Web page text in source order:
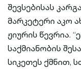
შევსებისას
მარკეტერი აკო
ჟიურის წევრია.
საქმიანობის
სიკეთეს ქმნით,